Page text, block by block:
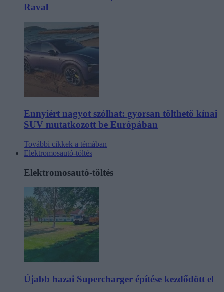
Raval
Ennyiért nagyot szólhat: gyorsan tölthető kínai
SUV mutatkozott be Európában
További cikkek a témában
Elektromosautó-töltés
Elektromosautó-töltés
Újabb hazai Supercharger építése kezdődött el